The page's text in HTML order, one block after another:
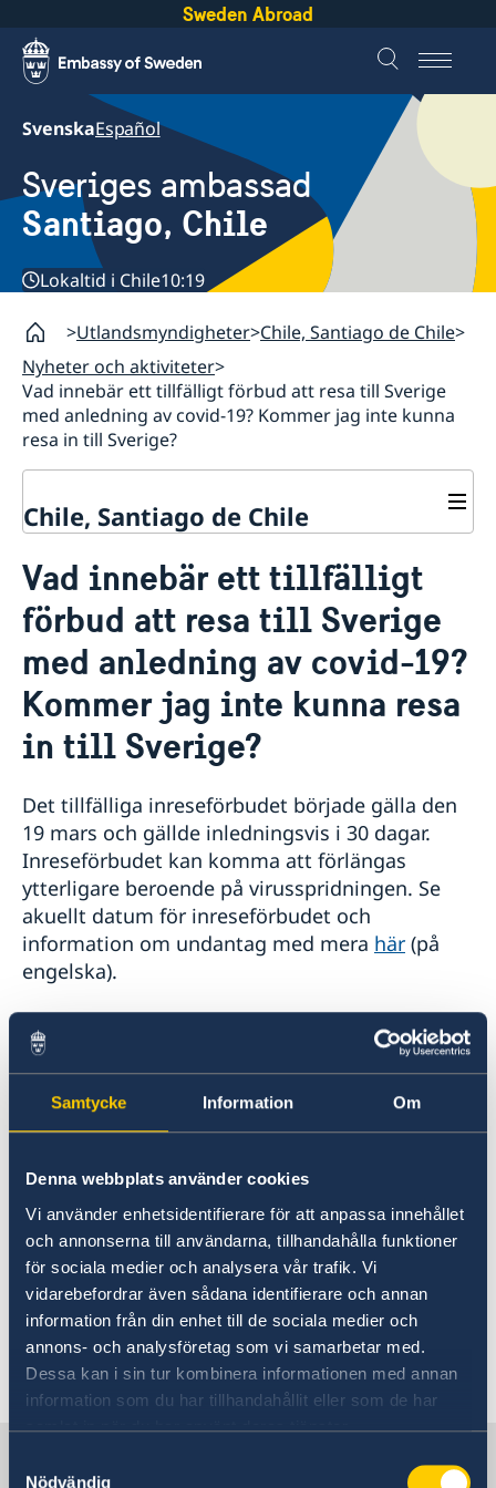
Samtycke Information Om
Denna webbplats använder cookies
Vi använder enhetsidentifierare för att anpassa innehållet
och annonserna till användarna, tillhandahålla funktioner
för sociala medier och analysera vår trafik. Vi
vidarebefordrar även sådana identifierare och annan
information från din enhet till de sociala medier och
annons- och analysföretag som vi samarbetar med.
Dessa kan i sin tur kombinera informationen med annan
information som du har tillhandahållit eller som de har
samlat in när du har använt deras tjänster.
Nödvändig
Sweden Abroad
SvenskaEspañol
Sveriges ambassad
Santiago, Chile
Lokaltid i Chile10:19
Utlandsmyndigheter Chile, Santiago de Chile
Nyheter och aktiviteter
Vad innebär ett tillfälligt förbud att resa till Sverige
med anledning av covid-19? Kommer jag inte kunna
resa in till Sverige?
Chile, Santiago de Chile
Lediga tjänster
Praktik
Avgifter
Dataskyddspolicy (GDPR)
Så stöttar vi svenska företag
Vi är en resurs för svenska företag
Team Sweden
Så kan du få stöd
Svenska företag i Chile
Anmäl handelshinder
Kontakt och Öppettider
Nyheter och aktiviteter
Nyheter
Chilensk-svenska kulturinstitutet i Chile
Svenskar i Världen
Svenska skolan
Vad innebär ett tillfälligt
förbud att resa till Sverige
med anledning av covid-19?
Kommer jag inte kunna resa
in till Sverige?
Det tillfälliga inreseförbudet började gälla den
19 mars och gällde inledningsvis i 30 dagar.
Inreseförbudet kan komma att förlängas
ytterligare beroende på virusspridningen. Se
akuellt datum för inreseförbudet och
information om undantag med mera här (på
engelska).
Inreseförbudet
gäller inte svenska medborgare
eller personer med uppehållstillstånd.
Mer information finns ocksåpå
polisens hemsida
.Frågor från allmänheten
om den praktiska tillämpningen av förbudet
mot resor till Sverige besvaras av polisen. Ring
11414 (eller+46 77 114 14 00 från utlandet
be att bli kopplad till den nationella
kommunikationsenheten.
Senast uppdaterad 16 apr. 2020, 17.54